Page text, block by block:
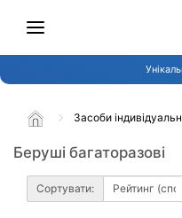
Засоби
Беруші багаторазові
Сортувати: